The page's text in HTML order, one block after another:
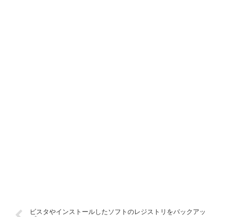
ビスタやインストールしたソフトのレジストリをバックアッ